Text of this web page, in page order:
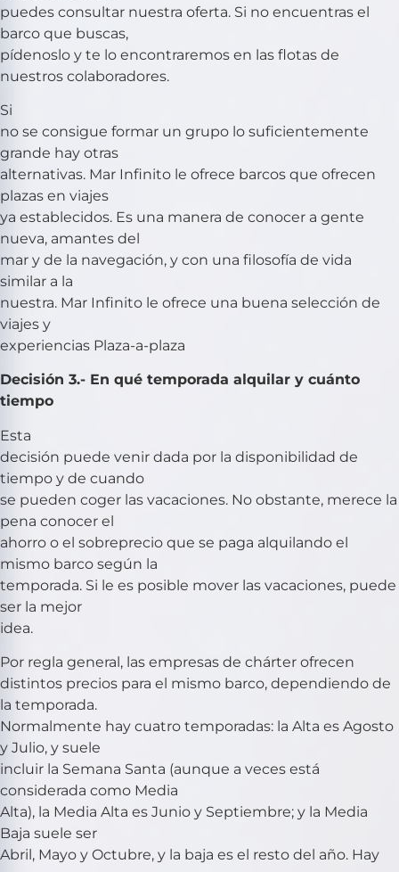
puedes consultar nuestra oferta. Si no encuentras el
barco que buscas,
pídenoslo y te lo encontraremos en las flotas de
nuestros colaboradores.
Si
no se consigue formar un grupo lo suficientemente
grande hay otras
alternativas. Mar Infinito le ofrece barcos que ofrecen
plazas en viajes
ya establecidos. Es una manera de conocer a gente
nueva, amantes del
mar y de la navegación, y con una filosofía de vida
similar a la
nuestra. Mar Infinito le ofrece una buena selección de
viajes y
experiencias Plaza-a-plaza
Decisión 3.- En qué temporada alquilar y cuánto
tiempo
Esta
decisión puede venir dada por la disponibilidad de
tiempo y de cuando
se pueden coger las vacaciones. No obstante, merece la
pena conocer el
ahorro o el sobreprecio que se paga alquilando el
mismo barco según la
temporada. Si le es posible mover las vacaciones, puede
ser la mejor
idea.
Por regla general, las empresas de chárter ofrecen
distintos precios para el mismo barco, dependiendo de
la temporada.
Normalmente hay cuatro temporadas: la Alta es Agosto
y Julio, y suele
incluir la Semana Santa (aunque a veces está
considerada como Media
Alta), la Media Alta es Junio y Septiembre; y la Media
Baja suele ser
Abril, Mayo y Octubre, y la baja es el resto del año. Hay